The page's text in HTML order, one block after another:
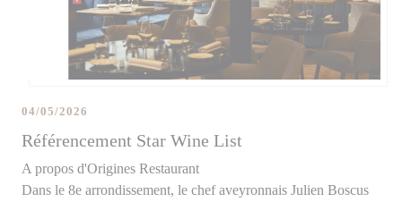
Référencement Star Wine List
04/05/2026
A propos d'Origines Restaurant
Dans le 8e arrondissement, le chef aveyronnais Julien Boscus